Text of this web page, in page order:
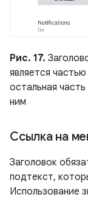
Рис. 17.
является
остальная
ним
Ссылка на
Заголовок
подтекст,
Использование